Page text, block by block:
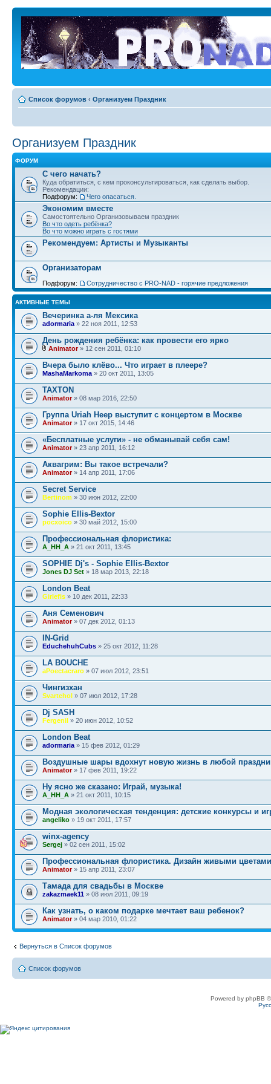
Список форумов ‹ Организуем Праздник
Организуем Праздник
ФОРУМ
С чего начать?
Куда обратиться, с кем проконсультироваться, как сделать выбор.
Рекомендации:
Подфорум:
Чего опасаться.
Экономим вместе
Самостоятельно Организовываем праздник
Во что одеть ребёнка?
Во что можно играть с гостями
Рекомендуем: Артисты и Музыканты
Организаторам
Подфорум: Сотрудничество c PRO-NAD - горячие предложения
АКТИВНЫЕ ТЕМЫ
Вечеринка а-ля Мексика
adormaria » 22 ноя 2011, 12:53
День рождения ребёнка: как провести его ярко
Animator» 12 сен 2011, 01:10
Bчера было клёво... Что играет в плеере?
MashaMarkoma » 20 окт 2011, 13:05
TAXTON
Animator» 08 мар 2016, 22:50
Группа Uriah Heep выступит с концертом в Москве
Animator» 17 окт 2015, 14:46
«Бесплатные услуги» - не обманывай себя сам!
Animator» 23 апр 2011, 16:12
Аквагрим: Вы такое встречали?
Animator» 14 апр 2011, 17:06
Secret Service
Bertinom » 30 июн 2012, 22:00
Sophie Ellis-Bextor
pocxoico » 30 май 2012, 15:00
Профессиональная флористика:
A_HH_A » 21 окт 2011, 13:45
SOPHIE Dj's - Sophie Ellis-Bextor
Jones DJ Set » 18 мар 2013, 22:18
London Beat
Girlefis » 10 дек 2011, 22:33
Аня Семенович
Animator» 07 дек 2012, 01:13
IN-Grid
EduchehuhCubs » 25 окт 2012, 11:28
LA BOUCHE
aPoectacraro » 07 июл 2012, 23:51
Чингизхан
Svartehol » 07 июл 2012, 17:28
Dj SASH
Fergenil » 20 июн 2012, 10:52
London Beat
adormaria » 15 фев 2012, 01:29
Воздушные шары вдохнут новую жизнь в любой
Animator» 17 фев 2011, 19:22
Ну ясно же сказано: Играй, музыка!
A_HH_A » 21 окт 2011, 10:15
Модная экологическая тенденция: детские конкурсы и
angeliko » 19 окт 2011, 17:57
winx-agency
Sergej » 02 сен 2011, 15:02
Профессиональная флористика. Дизайн живыми
Animator» 15 апр 2011, 23:07
Тамада для свадьбы в Москве
zakazmaek11 » 08 июл 2011, 09:19
Как узнать, о каком подарке мечтает ваш ребенок?
Animator» 04 мар 2010, 01:22
Вернуться в Список форумов
Список форумов
Powered by phpBB